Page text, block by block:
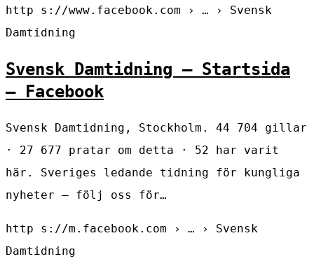
http s://www.facebook.com › … › Svensk
Damtidning
Svensk Damtidning – Startsida
– Facebook
Svensk Damtidning, Stockholm. 44 704 gillar
· 27 677 pratar om detta · 52 har varit
här. Sveriges ledande tidning för kungliga
nyheter – följ oss för…
http s://m.facebook.com › … › Svensk
Damtidning